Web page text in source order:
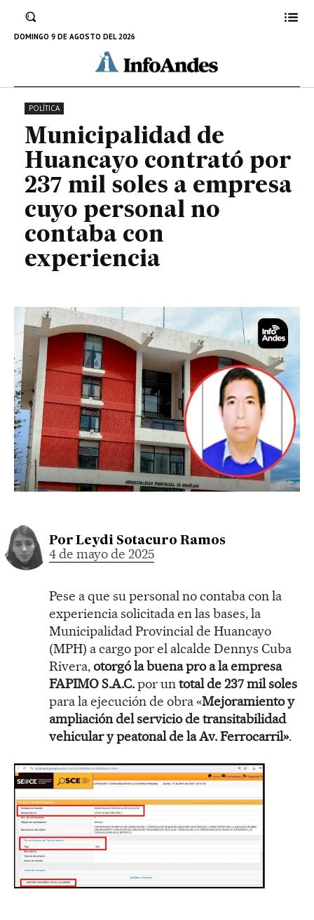
DOMINGO 9 DE AGOSTO DEL 2026
contaba con experiencia
4 DE MAYO DE 2025
POLÍTICA
Municipalidad de
Huancayo contrató por
237 mil soles a empresa
cuyo personal no
contaba con
experiencia
Por Leydi Sotacuro Ramos
4 de mayo de 2025
Pese a que su personal no contaba con la
experiencia solicitada en las bases, la
Municipalidad Provincial de Huancayo
(MPH) a cargo por el alcalde Dennys Cuba
Rivera,otorgó la buena pro a la empresa
FAPIMO S.A.C.por untotal de 237 mil soles
para la ejecución de obra «Mejoramiento y
ampliación del servicio de transitabilidad
vehicular y peatonal de la Av. Ferrocarril».